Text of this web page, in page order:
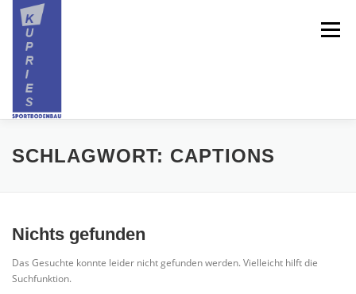
Inhalt
springen
Menü
HOME ÜBER UNS SPORTBODEN
REFERENZEN KONTAKT
SCHLAGWORT: CAPTIONS
Nichts gefunden
Das Gesuchte konnte leider nicht gefunden werden. Vielleicht hilft die
Suchfunktion.